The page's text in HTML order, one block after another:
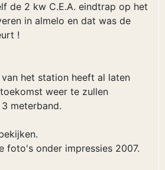
de 2 kw C.E.A. eindtrap op het
in almelo en dat was de
!
het station heeft al laten
weer te zullen
meterband.
foto's onder impressies 2007.